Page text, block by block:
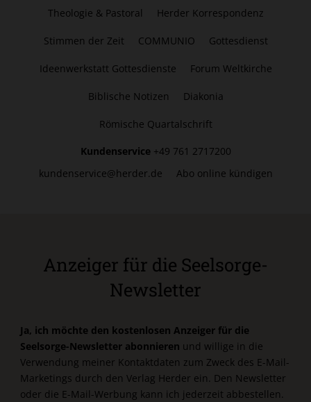
Theologie & Pastoral Herder Korrespondenz
Stimmen der Zeit COMMUNIO Gottesdienst
Ideenwerkstatt Gottesdienste Forum Weltkirche
Biblische Notizen Diakonia
Römische Quartalschrift
Kundenservice +49 761 2717200
kundenservice@herder.de
Abo online kündigen
Anzeiger für die Seelsorge-
Newsletter
Ja, ich möchte den kostenlosen Anzeiger für die
Seelsorge-Newsletter abonnieren und willige in die
Verwendung meiner Kontaktdaten zum Zweck des E-Mail-
Marketings durch den Verlag Herder ein. Den Newsletter
oder die E-Mail-Werbung kann ich jederzeit abbestellen.